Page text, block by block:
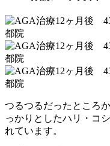
つるつるだったところ
っかりとしたハリ・コ
れています。